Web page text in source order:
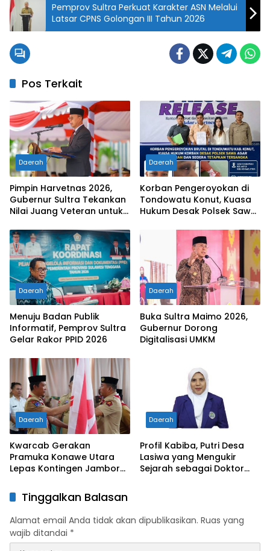
Pemprov Sultra Perkuat Karakter ASN Melalui
Latsar CPNS Golongan III Tahun 2026
Pos Terkait
Daerah
Pimpin Harvetnas 2026,
Gubernur Sultra Tekankan
Nilai Juang Veteran untuk
Daerah
Korban Pengeroyokan di
Tondowatu Konut, Kuasa
Hukum Desak Polsek Sawa
Tetapkan Tersangka
Daerah
Menuju Badan Publik
Informatif, Pemprov Sultra
Gelar Rakor PPID 2026
Daerah
Buka Sultra Maimo 2026,
Gubernur Dorong
Digitalisasi UMKM
Daerah
Kwarcab Gerakan
Pramuka Konawe Utara
Lepas Kontingen Jambore
Ikbar: Tunjukkan Karakter
Generasi Muda Konut yang
Disiplin dan Berprestasi
Daerah
Profil Kabiba, Putri Desa
Lasiwa yang Mengukir
Sejarah sebagai Doktor
Tinggalkan Balasan
Alamat email Anda tidak akan dipublikasikan. Ruas yang
wajib ditandai *